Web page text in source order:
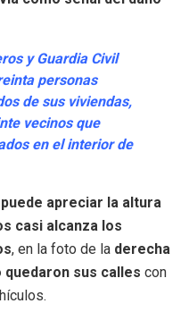
y Guardia Civil
personas
de sus viviendas,
vecinos que
en el interior de
apreciar la altura
casi alcanza los
, en la foto de la derecha
quedaron sus calles con